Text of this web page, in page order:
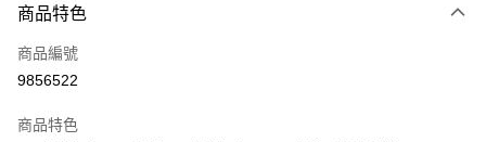
宅配
每筆NT$150
商品特色
商品編號
9856522
商品特色